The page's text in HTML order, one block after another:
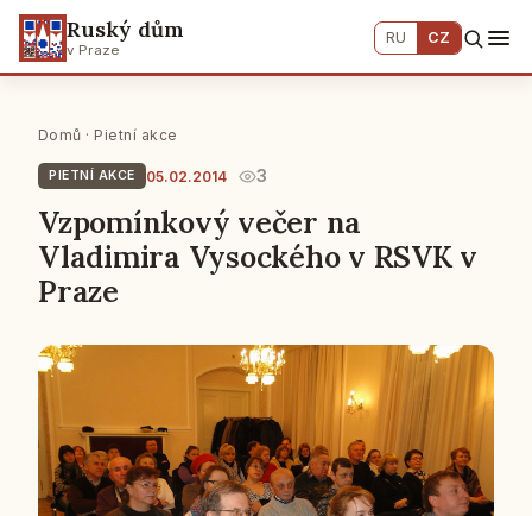
Ruský dům
v Praze
RU CZ
Domů · Pietní akce
PIETNÍ AKCE 05.02.2014 3
Vzpomínkový večer na
Vladimira Vysockého v RSVK v
Praze